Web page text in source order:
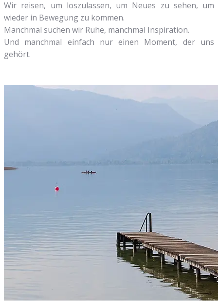
Wir reisen, um loszulassen, um Neues zu sehen, um
wieder in Bewegung zu kommen.
Manchmal suchen wir Ruhe, manchmal Inspiration.
Und manchmal einfach nur einen Moment, der uns
gehört.